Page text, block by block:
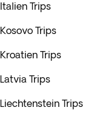
Italien Trips
Kosovo Trips
Kroatien Trips
Latvia Trips
Liechtenstein Trips